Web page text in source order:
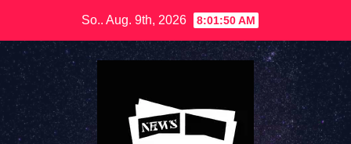
springen
So.. Aug. 9th, 2026 8:01:51 AM